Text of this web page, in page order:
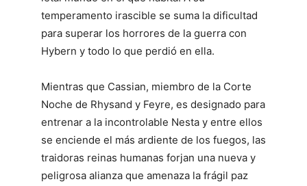
temperamento irascible se suma la dificultad
para superar los horrores de la guerra con
Hybern y todo lo que perdió en ella.
Mientras que Cassian, miembro de la Corte
Noche de Rhysand y Feyre, es designado para
entrenar a la incontrolable Nesta y entre ellos
se enciende el más ardiente de los fuegos, las
traidoras reinas humanas forjan una nueva y
peligrosa alianza que amenaza la frágil paz